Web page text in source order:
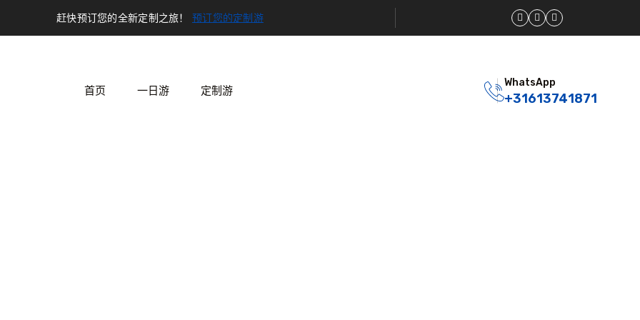
赶快预订您的全新定制之旅！ 预订您的定制游
首页 一日游 定制游
WhatsApp
+31613741871